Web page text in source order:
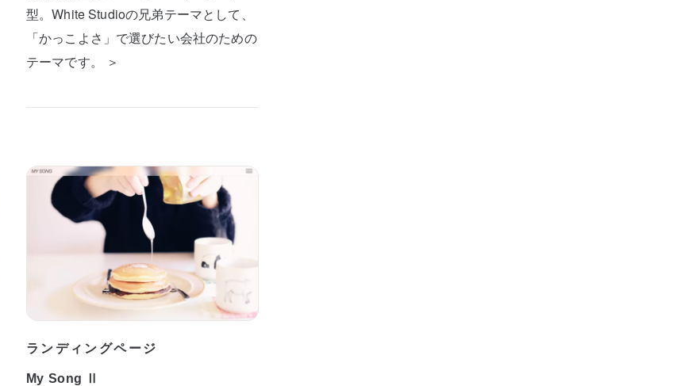
型。White Studioの兄弟テーマとして、
「かっこよさ」で選びたい会社のための
テーマです。 ＞
ランディングページ
My Song Ⅱ